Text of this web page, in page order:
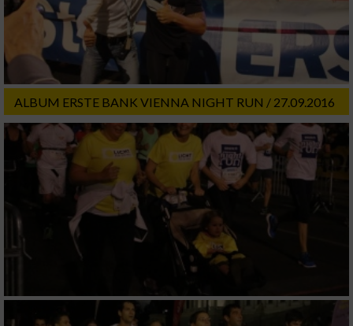
ALBUM ERSTE BANK VIENNA NIGHT RUN / 27.09.2016